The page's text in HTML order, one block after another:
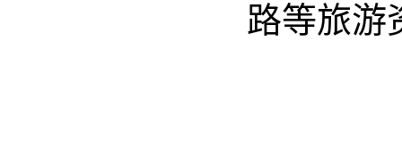
路等旅游